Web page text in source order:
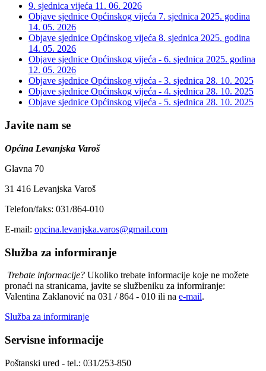
9. sjednica vijeća 11. 06. 2026
Objave sjednice Općinskog vijeća 7. sjednica 2025. godina
14. 05. 2026
Objave sjednice Općinskog vijeća 8. sjednica 2025. godina
14. 05. 2026
Objave sjednice Općinskog vijeća - 6. sjednica 2025. godina
12. 05. 2026
Objave sjednice Općinskog vijeća - 3. sjednica 28. 10. 2025
Objave sjednice Općinskog vijeća - 4. sjednica 28. 10. 2025
Objave sjednice Općinskog vijeća - 5. sjednica 28. 10. 2025
Javite nam se
Općina Levanjska Varoš
Glavna 70
31 416 Levanjska Varoš
Telefon/faks: 031/864-010
E-mail: opcina.levanjska.varos@gmail.com
Služba za informiranje
Trebate informacije? Ukoliko trebate informacije koje ne možete
pronaći na stranicama, javite se službeniku za informiranje:
Valentina Zaklanović na 031 / 864 - 010 ili na e-mail.
Služba za informiranje
Servisne informacije
Poštanski ured - tel.: 031/253-850